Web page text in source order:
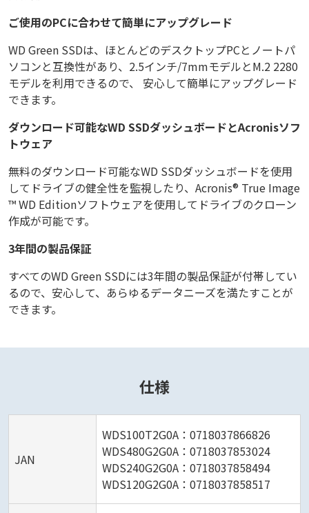
ご使用のPCに合わせて簡単にアップグレード
WD Green SSDは、ほとんどのデスクトップPCとノートパ
ソコンと互換性があり、2.5インチ/7mmモデルとM.2 2280
モデルを利用できるので、 安心して簡単にアップグレード
できます。
ダウンロード可能なWD SSDダッシュボードとAcronisソフ
トウェア
無料のダウンロード可能なWD SSDダッシュボードを使用
してドライブの健全性を監視したり、Acronis® True Image
™ WD Editionソフトウェアを使用してドライブのクローン
作成が可能です。
3年間の製品保証
すべてのWD Green SSDには3年間の製品保証が付帯してい
るので、安心して、あらゆるデータニーズを満たすことが
できます。
仕様
JAN
WDS100T2G0A：0718037866826
WDS480G2G0A：0718037853024
WDS240G2G0A：0718037858494
WDS120G2G0A：0718037858517